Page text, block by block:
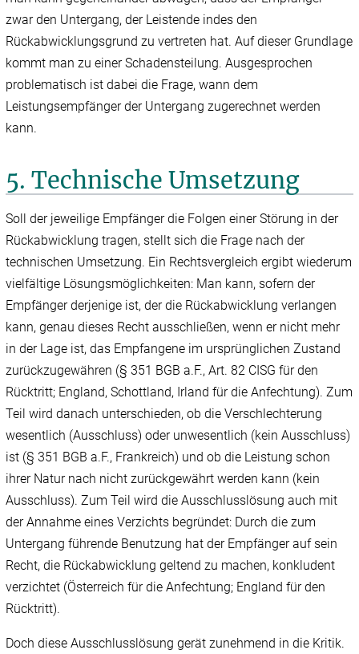
zwar den Untergang, der Leistende indes den
Rückabwicklungsgrund zu vertreten hat. Auf dieser Grundlage
kommt man zu einer Schadensteilung. Ausgesprochen
problematisch ist dabei die Frage, wann dem
Leistungsempfänger der Untergang zugerechnet werden
kann.
5. Technische Umsetzung
Soll der jeweilige Empfänger die Folgen einer Störung in der
Rückabwicklung tragen, stellt sich die Frage nach der
technischen Umsetzung. Ein Rechtsvergleich ergibt wiederum
vielfältige Lösungsmöglichkeiten: Man kann, sofern der
Empfänger derjenige ist, der die Rückabwicklung verlangen
kann, genau dieses Recht ausschließen, wenn er nicht mehr
in der Lage ist, das Empfangene im ursprünglichen Zustand
zurückzugewähren (§ 351 BGB a.F., Art. 82 CISG für den
Rücktritt; England, Schottland, Irland für die Anfechtung). Zum
Teil wird danach unterschieden, ob die Verschlechterung
wesentlich (Ausschluss) oder unwesentlich (kein Ausschluss)
ist (§ 351 BGB a.F., Frankreich) und ob die Leistung schon
ihrer Natur nach nicht zurückgewährt werden kann (kein
Ausschluss). Zum Teil wird die Ausschlusslösung auch mit
der Annahme eines Verzichts begründet: Durch die zum
Untergang führende Benutzung hat der Empfänger auf sein
Recht, die Rückabwicklung geltend zu machen, konkludent
verzichtet (Österreich für die Anfechtung; England für den
Rücktritt).
Doch diese Ausschlusslösung gerät zunehmend in die Kritik.